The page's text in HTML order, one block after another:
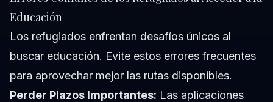
Educación
Los refugiados enfrentan desafíos únicos al
buscar educación. Evite estos errores frecuentes
para aprovechar mejor las rutas disponibles.
Perder Plazos Importantes: Las aplicaciones